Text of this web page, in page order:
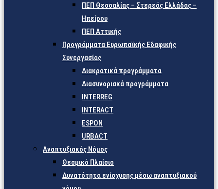
ΠΕΠ Θεσσαλίας – Στερεάς Ελλάδας –
Ηπείρου
ΠΕΠ Αττικής
Προγράμματα Ευρωπαϊκής Εδαφικής
Συνεργασίας
Διακρατικά προγράμματα
Διασυνοριακά προγράμματα
INTERREG
INTERACT
ESPON
URBACT
Αναπτυξιακός Νόμος
Θεσμικό Πλαίσιο
Δυνατότητα ενίσχυσης μέσω αναπτυξιακού